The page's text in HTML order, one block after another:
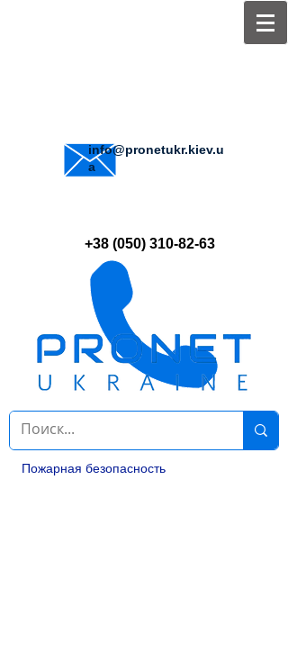
info@pronetukr.kiev.u
a
+38 (050) 310-82-63
Пожарная безопасность